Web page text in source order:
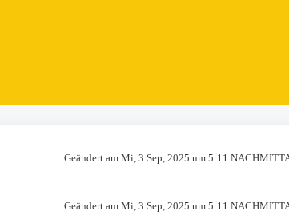
Geändert am Mi, 3 Sep, 2025 um 5:11
Geändert am Mi, 3 Sep, 2025 um 5:11